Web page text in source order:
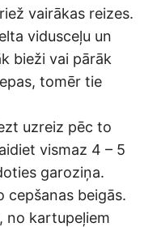
vairākas reizes.
vidusceļu un
bieži vai pārāk
tomēr tie
uzreiz pēc to
vismaz 4 – 5
garoziņa.
cepšanas beigās.
no kartupeļiem